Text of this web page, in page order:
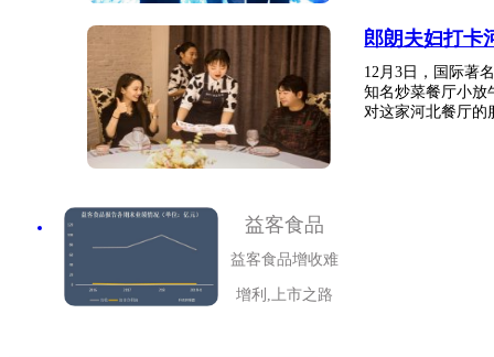
郎朗夫妇打卡
12月3日，国际著
知名炒菜餐厅小放
对这家河北餐厅的
益客食品
益客食品增收难
增利,上市之路